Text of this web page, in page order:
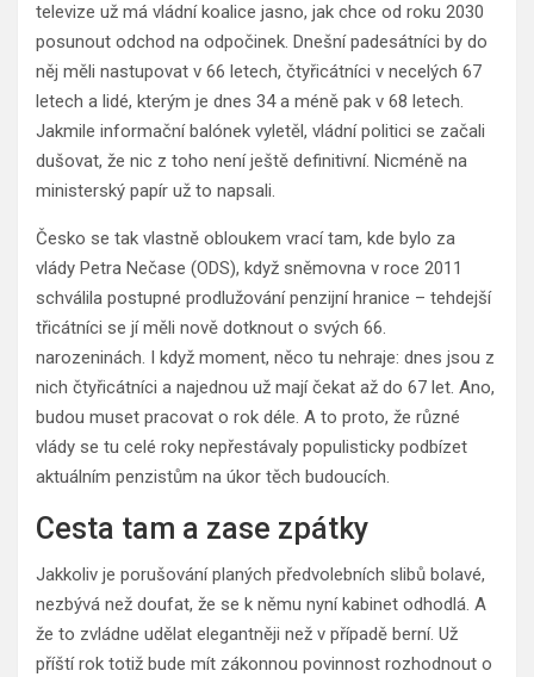
televize už má vládní koalice jasno, jak chce od roku 2030
posunout odchod na odpočinek. Dnešní padesátníci by do
něj měli nastupovat v 66 letech, čtyřicátníci v necelých 67
letech a lidé, kterým je dnes 34 a méně pak v 68 letech.
Jakmile informační balónek vyletěl, vládní politici se začali
dušovat, že nic z toho není ještě definitivní. Nicméně na
ministerský papír už to napsali.
Česko se tak vlastně obloukem vrací tam, kde bylo za
vlády Petra Nečase (ODS), když sněmovna v roce 2011
schválila postupné prodlužování penzijní hranice – tehdejší
třicátníci se jí měli nově dotknout o svých 66.
narozeninách. I když moment, něco tu nehraje: dnes jsou z
nich čtyřicátníci a najednou už mají čekat až do 67 let. Ano,
budou muset pracovat o rok déle. A to proto, že různé
vlády se tu celé roky nepřestávaly populisticky podbízet
aktuálním penzistům na úkor těch budoucích.
Cesta tam a zase zpátky
Jakkoliv je porušování planých předvolebních slibů bolavé,
nezbývá než doufat, že se k němu nyní kabinet odhodlá. A
že to zvládne udělat elegantněji než v případě berní. Už
příští rok totiž bude mít zákonnou povinnost rozhodnout o